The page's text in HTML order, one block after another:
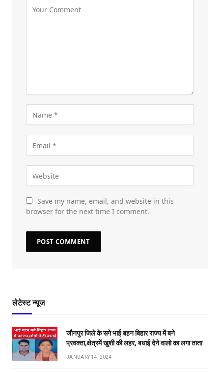
Save my name, email, and website in this
browser for the next time I comment.
लेटेस्ट न्यूज
जौनपुर जिले के सगे भाई बहन बिहार राज्य में बने
प्रवक्ता,क्षेत्रमें खुशी की लहर, बधाई देने वालो का लगा ताता
JANUARY 14, 2024